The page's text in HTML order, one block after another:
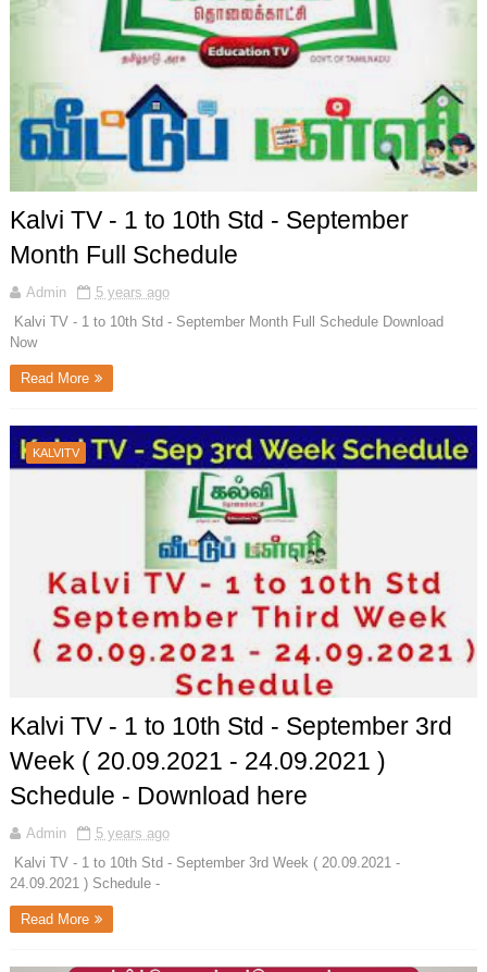
Kalvi TV - 1 to 10th Std - September
Month Full Schedule
Admin
5 years ago
Kalvi TV - 1 to 10th Std - September Month Full Schedule Download
Now
Read More
KALVITV
Kalvi TV - 1 to 10th Std - September 3rd
Week ( 20.09.2021 - 24.09.2021 )
Schedule - Download here
Admin
5 years ago
Kalvi TV - 1 to 10th Std - September 3rd Week ( 20.09.2021 -
24.09.2021 ) Schedule -
Read More